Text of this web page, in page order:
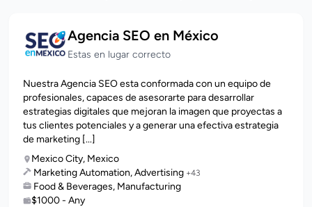
Agencia SEO en México
Estas en lugar correcto
Nuestra Agencia SEO esta conformada con un equipo de
profesionales, capaces de asesorarte para desarrollar
estrategias digitales que mejoran la imagen que proyectas a
tus clientes potenciales y a generar una efectiva estrategia
de marketing [...]
Mexico City, Mexico
Marketing Automation, Advertising +43
Food & Beverages, Manufacturing
$1000 - Any